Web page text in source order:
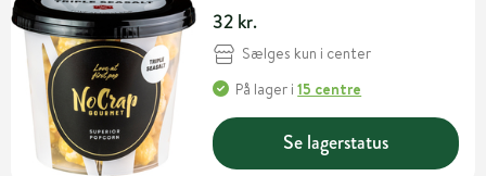
32 kr.
Sælges kun i center
På lager i15 centre
Se lagerstatus